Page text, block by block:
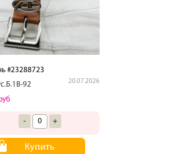
#23288723
92
20.07.2026
- +
Купить